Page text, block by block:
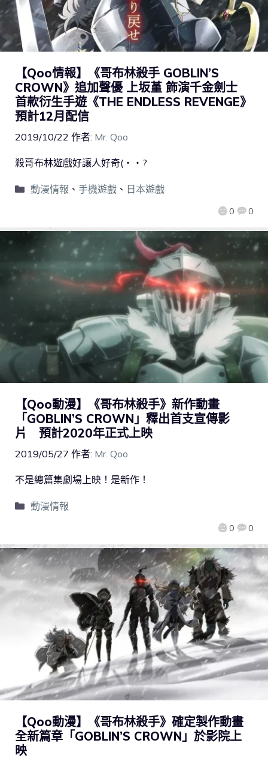
【Qoo情報】《哥布林殺手 GOBLIN’S
CROWN》追加聲優 上坂堇 飾演千金劍士
首款衍生手遊《THE ENDLESS REVENGE》
預計12月配信
2019/10/22 作者: Mr. Qoo
0 0
殺哥布林遊戲好讓人好奇(・・?
動漫情報 、 手機遊戲、 日本遊戲
【Qoo動漫】《哥布林殺手》新作動畫
「GOBLIN’S CROWN」釋出首支宣傳影
片 預計2020年正式上映
2019/05/27 作者: Mr. Qoo
0 0
不是總篇集劇場上映！是新作！
動漫情報
【Qoo動漫】《哥布林殺手》確定製作動畫
全新篇章「GOBLIN’S CROWN」於影院上
映